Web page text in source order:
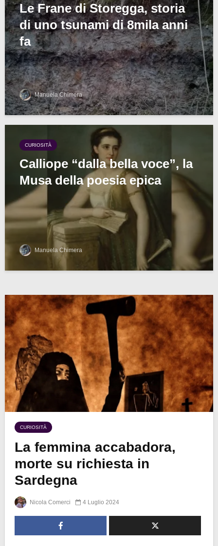
Le Frane di Storegga, storia
di uno tsunami di 8mila anni
fa
Manuela Chimera
CURIOSITÀ
Calliope “dalla bella voce”, la
Musa della poesia epica
Manuela Chimera
CURIOSITÀ
La femmina accabadora,
morte su richiesta in
Sardegna
Nicola Comerci 4 Luglio 2024